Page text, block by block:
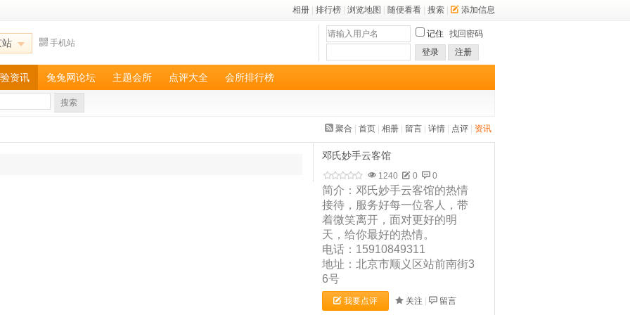
相册 排行榜 浏览地图 随便看看 搜索 添加信息
站 手机站
记住 找回密码
登录
注册
资讯 兔兔网论坛 主题会所 点评大全 会所排行榜
搜索
聚合 首页 相册 留言 详情 点评 资讯
邓氏妙手云客馆
1240 0 0
简介：邓氏妙手云客馆的热情
接待，服务好每一位客人，带
着微笑离开，面对更好的明
天，给你最好的热情。
电话：15910849311
地址：北京市顺义区站前南街3
6号
我要点评 关注 留言